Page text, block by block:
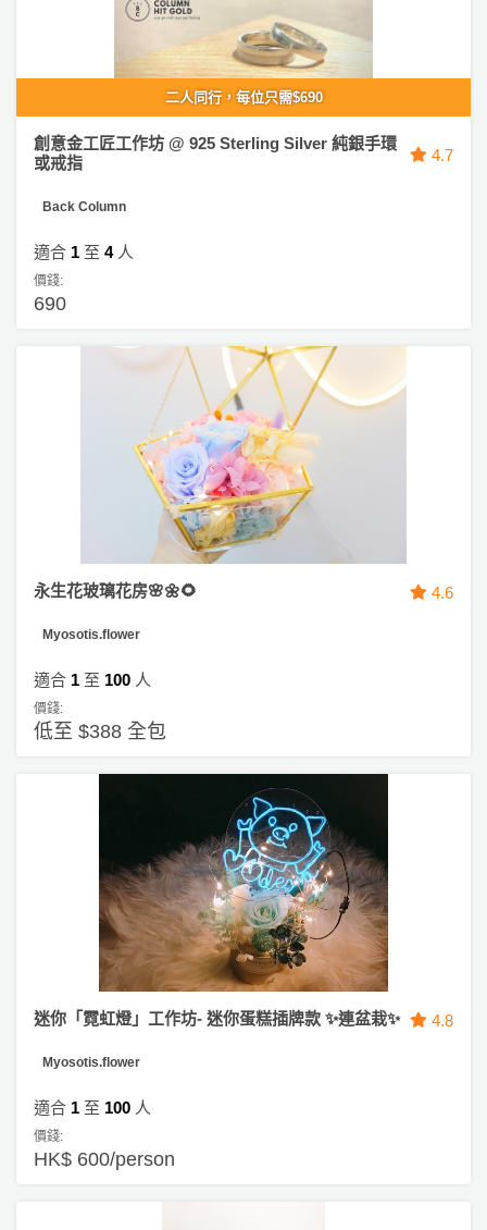
二人同行，每位只需$690
創意金工匠工作坊 @ 925 Sterling Silver 純銀手環
或戒指
4.7
Back Column
適合 1 至 4人
價錢:
690
永生花玻璃花房🌸🌼🌻 4.6
Myosotis.flower
適合 1 至 100 人
價錢:
低至 $388 全包
迷你「霓虹燈」工作坊- 迷你蛋糕插牌款 ✨連盆栽✨ 4.8
Myosotis.flower
適合 1 至 100 人
價錢:
HK$ 600/person